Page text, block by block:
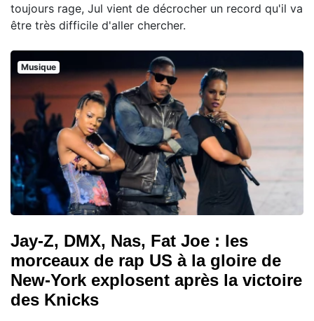
toujours rage, Jul vient de décrocher un record qu'il va
être très difficile d'aller chercher.
Musique
Jay-Z, DMX, Nas, Fat Joe : les
morceaux de rap US à la gloire de
New-York explosent après la victoire
des Knicks